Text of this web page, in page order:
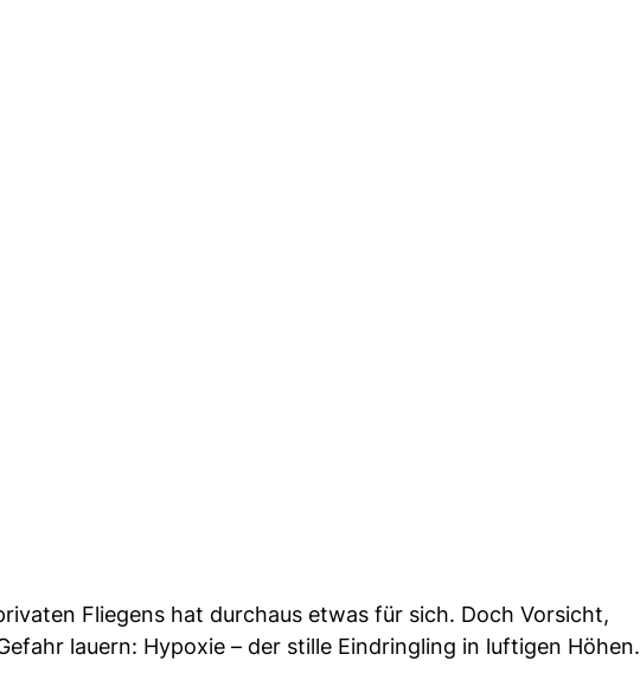
Fliegens hat durchaus etwas für sich. Doch Vorsicht,
lauern: Hypoxie – der stille Eindringling in luftigen Höhen.